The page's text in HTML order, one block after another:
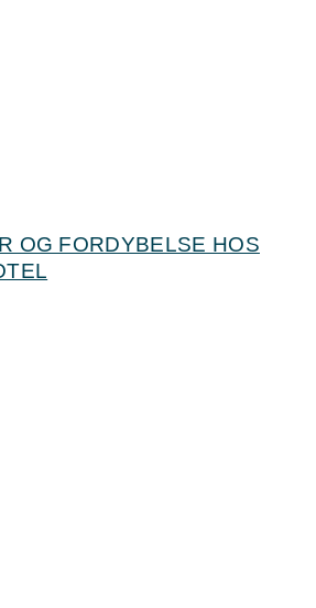
OG FORDYBELSE HOS